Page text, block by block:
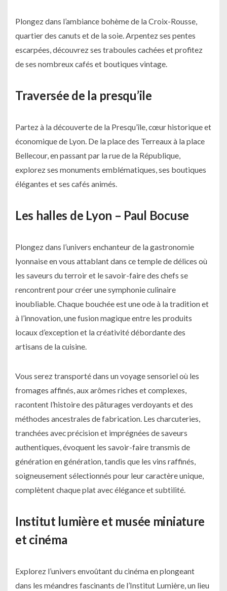
Plongez dans l’ambiance bohème de la Croix-Rousse,
quartier des canuts et de la soie. Arpentez ses pentes
escarpées, découvrez ses traboules cachées et profitez
de ses nombreux cafés et boutiques vintage.
Traversée de la presqu’ile
Partez à la découverte de la Presqu’île, cœur historique et
économique de Lyon. De la place des Terreaux à la place
Bellecour, en passant par la rue de la République,
explorez ses monuments emblématiques, ses boutiques
élégantes et ses cafés animés.
Les halles de Lyon – Paul Bocuse
Plongez dans l’univers enchanteur de la gastronomie
lyonnaise en vous attablant dans ce temple de délices où
les saveurs du terroir et le savoir-faire des chefs se
rencontrent pour créer une symphonie culinaire
inoubliable. Chaque bouchée est une ode à la tradition et
à l’innovation, une fusion magique entre les produits
locaux d’exception et la créativité débordante des
artisans de la cuisine.
Vous serez transporté dans un voyage sensoriel où les
fromages affinés, aux arômes riches et complexes,
racontent l’histoire des pâturages verdoyants et des
méthodes ancestrales de fabrication. Les charcuteries,
tranchées avec précision et imprégnées de saveurs
authentiques, évoquent les savoir-faire transmis de
génération en génération, tandis que les vins raffinés,
soigneusement sélectionnés pour leur caractère unique,
complètent chaque plat avec élégance et subtilité.
Institut lumière et musée miniature
et cinéma
Explorez l’univers envoûtant du cinéma en plongeant
dans les méandres fascinants de l’Institut Lumière, un lieu